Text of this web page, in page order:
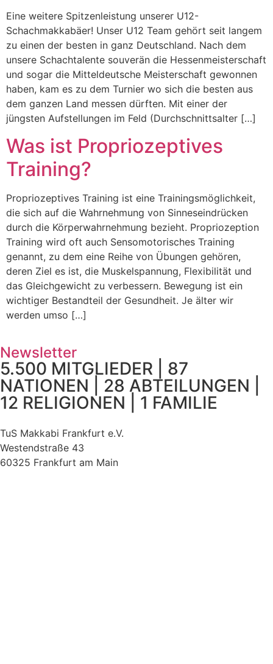
Eine weitere Spitzenleistung unserer U12-
Schachmakkabäer! Unser U12 Team gehört seit langem
zu einen der besten in ganz Deutschland. Nach dem
unsere Schachtalente souverän die Hessenmeisterschaft
und sogar die Mitteldeutsche Meisterschaft gewonnen
haben, kam es zu dem Turnier wo sich die besten aus
dem ganzen Land messen dürften. Mit einer der
jüngsten Aufstellungen im Feld (Durchschnittsalter […]
Was ist Propriozeptives
Training?
Propriozeptives Training ist eine Trainingsmöglichkeit,
die sich auf die Wahrnehmung von Sinneseindrücken
durch die Körperwahrnehmung bezieht. Propriozeption
Training wird oft auch Sensomotorisches Training
genannt, zu dem eine Reihe von Übungen gehören,
deren Ziel es ist, die Muskelspannung, Flexibilität und
das Gleichgewicht zu verbessern. Bewegung ist ein
wichtiger Bestandteil der Gesundheit. Je älter wir
werden umso […]
Newsletter
5.500 MITGLIEDER | 87
NATIONEN | 28 ABTEILUNGEN |
12 RELIGIONEN | 1 FAMILIE
TuS Makkabi Frankfurt e.V.
Westendstraße 43
60325 Frankfurt am Main